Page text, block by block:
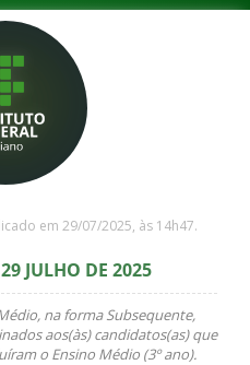
em 29/07/2025, às 14h47.
JULHO DE 2025
na forma Subsequente,
aos(às) candidatos(as) que
o Ensino Médio (3º ano).